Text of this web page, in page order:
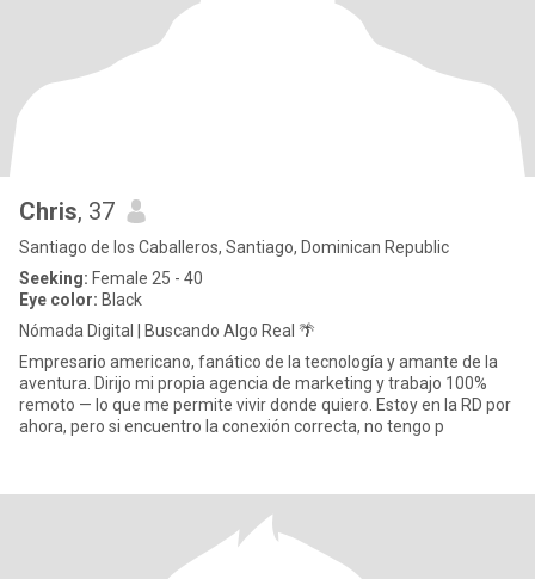
Chris, 37
Santiago de los Caballeros, Santiago, Dominican Republic
Seeking: Female 25 - 40
Eye color: Black
Nómada Digital | Buscando Algo Real 🌴
Empresario americano, fanático de la tecnología y amante de la
aventura. Dirijo mi propia agencia de marketing y trabajo 100%
remoto — lo que me permite vivir donde quiero. Estoy en la RD por
ahora, pero si encuentro la conexión correcta, no tengo p